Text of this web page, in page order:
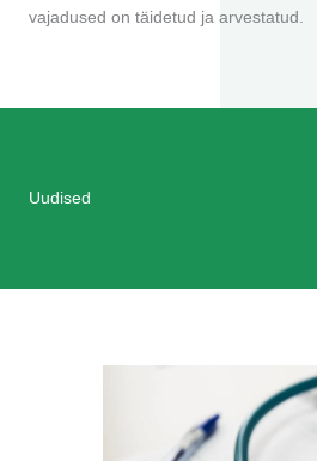
vajadused on täidetud ja arvestatud.
Uudised